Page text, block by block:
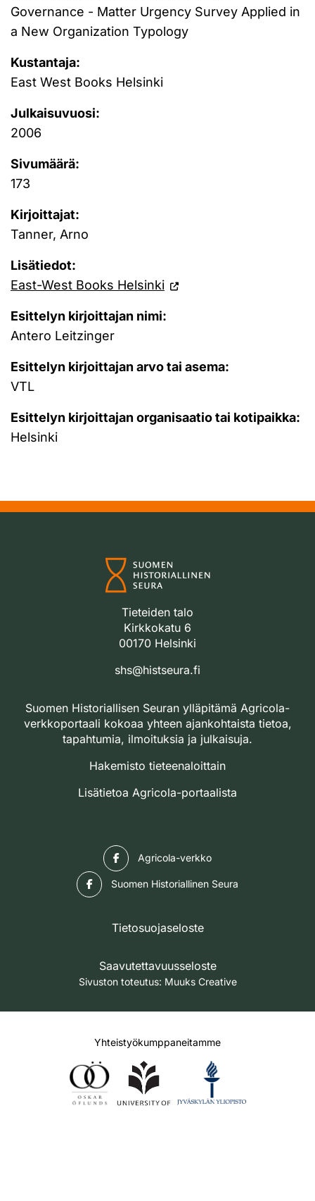
Governance - Matter Urgency Survey Applied in
a New Organization Typology
Kustantaja:
East West Books Helsinki
Julkaisuvuosi:
2006
Sivumäärä:
173
Kirjoittajat:
Tanner, Arno
Lisätiedot:
East-West Books Helsinki
Esittelyn kirjoittajan nimi:
Antero Leitzinger
Esittelyn kirjoittajan arvo tai asema:
VTL
Esittelyn kirjoittajan organisaatio tai kotipaikka:
Helsinki
Tieteiden talo
Kirkkokatu 6
00170 Helsinki
shs@histseura.fi
Suomen Historiallisen Seuran ylläpitämä Agricola-
verkkoportaali kokoaa yhteen ajankohtaista tietoa,
tapahtumia, ilmoituksia ja julkaisuja.
Hakemisto tieteenaloittain
Lisätietoa Agricola-portaalista
Agricola-verkko
Suomen Historiallinen Seura
Tietosuojaseloste
Saavutettavuusseloste
Sivuston toteutus: Muuks Creative
Yhteistyökumppaneitamme